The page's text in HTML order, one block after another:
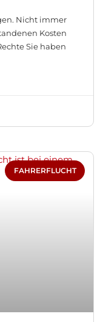
Nicht immer
Kosten
Sie haben
FAHRERFLUCHT